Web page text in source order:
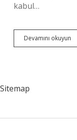
kabul…
Devamını okuyun
En
Sitemap